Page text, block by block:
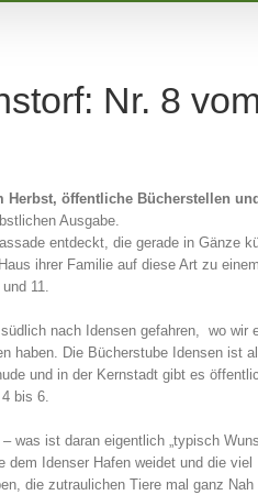
Nr. 8
Herbst, öffentliche Bücherstellen
Ausgabe.
entdeckt, die gerade in Gänze
ihrer Familie auf diese Art zu
11.
nach Idensen gefahren, wo wir
haben. Die Bücherstube Idensen ist
und in der Kernstadt gibt es
bis 6.
was ist daran eigentlich „typisch
dem Idenser Hafen weidet und die
die zutraulichen Tiere mal ganz